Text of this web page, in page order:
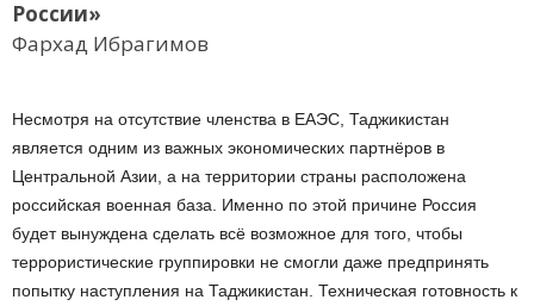
России»
Фархад Ибрагимов
Несмотря на отсутствие членства в ЕАЭС, Таджикистан
является одним из важных экономических партнёров в
Центральной Азии, а на территории страны расположена
российская военная база. Именно по этой причине Россия
будет вынуждена сделать всё возможное для того, чтобы
террористические группировки не смогли даже предпринять
попытку наступления на Таджикистан. Техническая готовность к